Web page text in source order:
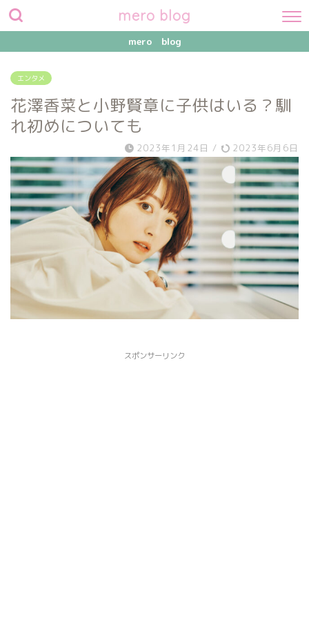
mero blog
mero blog
エンタメ
花澤香菜と小野賢章に子供はいる？馴
れ初めについても
2023年1月24日 / 2023年6月6日
スポンサーリンク